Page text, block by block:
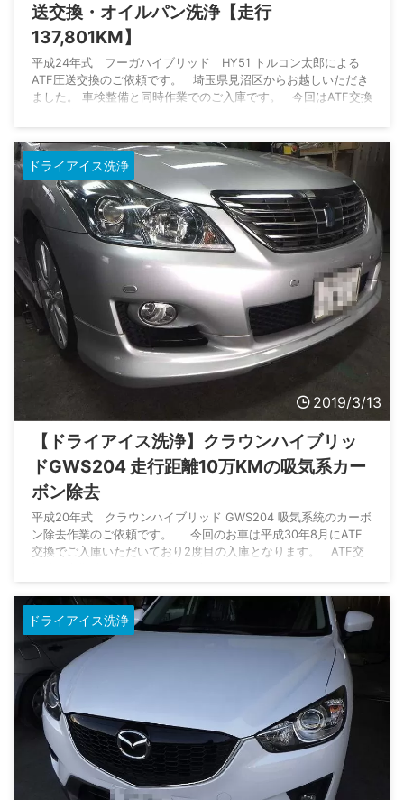
送交換・オイルパン洗浄【走行
137,801KM】
平成24年式 フーガハイブリッド HY51 トルコン太郎による
ATF圧送交換のご依頼です。 埼玉県見沼区からお越しいただき
ました。 車検整備と同時作業でのご入庫です。 今回はATF交換
問診の後、走行試運転と故障コードの事前確認を行います。 走
行試運転へ行ってきます。 走行距離相応の劣化 ...
ドライアイス洗浄
2019/3/13
【ドライアイス洗浄】クラウンハイブリッ
ドGWS204 走行距離10万KMの吸気系カー
ボン除去
平成20年式 クラウンハイブリッド GWS204 吸気系統のカーボ
ン除去作業のご依頼です。 今回のお車は平成30年8月にATF
交換でご入庫いただいており2度目の入庫となります。 ATF交
をいただきお問合せから今回の入庫となりました。 グリーンテ
ック社製 ドライアイスパワー GT-110 走行距離は102,17 ...
ドライアイス洗浄